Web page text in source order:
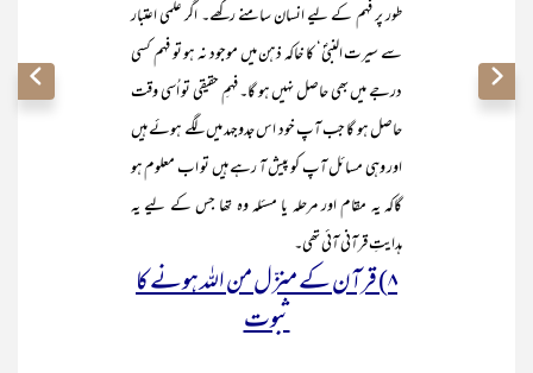
طور پر فہم کے لیے انسان سامنے رکھے۔ اگر علمی اعتبار
سے سیرت النبیؐ‘ کا خاکہ ذہن میں موجود نہ ہو تو فہم کسی
درجے میں بھی حاصل نہیں ہو گا۔ فہمِ حقیقی تو اُسی وقت
حاصل ہو گا جب آپ خود اس جدوجہد میں لگے ہوئے ہیں
اور وہی مسائل آپ کو پیش آ رہے ہیں تو اب معلوم ہو
گاکہ یہ مقام اور مرحلہ یا مسئلہ وہ تھا جس کے لیے یہ
ہدایتِ قرآنی آئی تھی۔
۸) قرآن کے منزّل من اللہ ہونے کا
ثبوت